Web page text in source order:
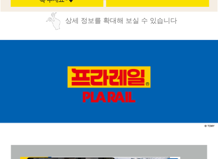
상세 정보를 확대해 보실 수 있습니다